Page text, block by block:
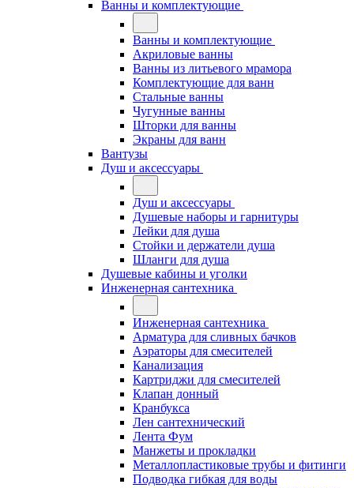
Ванны и комплектующие
Ванны и комплектующие
Акриловые ванны
Ванны из литьевого мрамора
Комплектующие для ванн
Стальные ванны
Чугунные ванны
Шторки для ванны
Экраны для ванн
Вантузы
Душ и аксессуары
Душ и аксессуары
Душевые наборы и гарнитуры
Лейки для душа
Стойки и держатели душа
Шланги для душа
Душевые кабины и уголки
Инженерная сантехника
Инженерная сантехника
Арматура для сливных бачков
Аэраторы для смесителей
Канализация
Картриджи для смесителей
Клапан донный
Кранбукса
Лен сантехнический
Лента Фум
Манжеты и прокладки
Металлопластиковые трубы и фитинги
Подводка гибкая для воды